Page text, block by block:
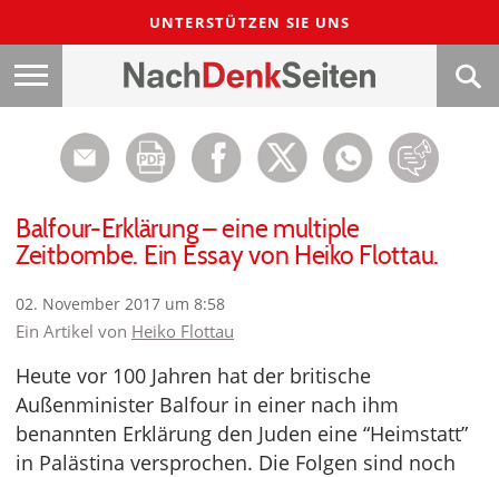
UNTERSTÜTZEN SIE UNS
Balfour-Erklärung – eine multiple
Zeitbombe. Ein Essay von Heiko Flottau.
02. November 2017 um 8:58
Ein Artikel von Heiko Flottau
Heute vor 100 Jahren hat der britische
Außenminister Balfour in einer nach ihm
benannten Erklärung den Juden eine “Heimstatt”
in Palästina versprochen. Die Folgen sind noch